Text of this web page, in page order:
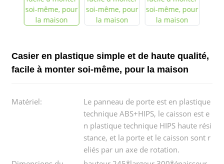
Casier en plastique simple et de haute qualité,
facile à monter soi-même, pour la maison
Matériel:
Le panneau de porte est en plastique
technique ABS+HIPS, le caisson est e
n plastique technique HIPS haute rési
stance, et la porte et le caisson sont r
eliés par un axe de rotation.